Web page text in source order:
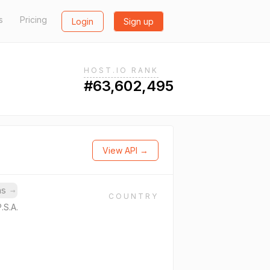
Pricing Login Sign up
HOST.IO RANK
#63,602,495
View API →
→
COUNTRY